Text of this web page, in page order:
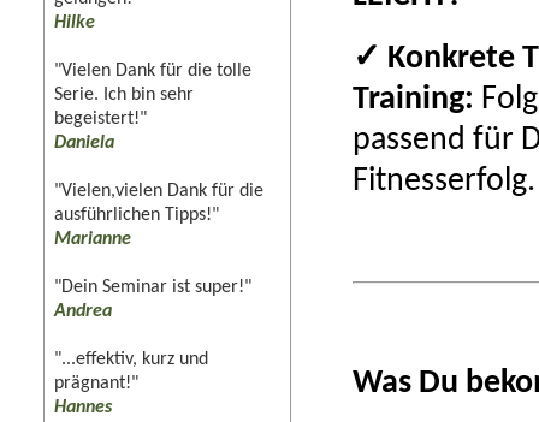
Hilke
"Vielen Dank für die tolle
Serie. Ich bin sehr
begeistert!"
Daniela
"Vielen,vielen Dank für die
ausführlichen Tipps!"
Marianne
"Dein Seminar ist super!"
Andrea
"...effektiv, kurz und
prägnant!"
Hannes
✓ Konkrete
Training:
passend für
Was Du